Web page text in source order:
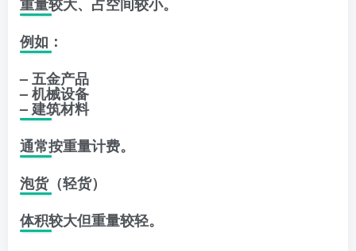
重量较大、占空间较小。
例如：
– 五金产品
– 机械设备
– 建筑材料
通常按重量计费。
泡货（轻货）
体积较大但重量较轻。